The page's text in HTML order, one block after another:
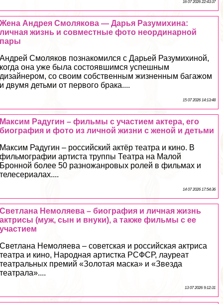
16 07 2026 22:43:37
Жена Андрея Смолякова — Дарья Разумихина:
личная жизнь и совместные фото неординарной
пары
Андрей Смоляков познакомился с Дарьей Разумихиной,
когда она уже была состоявшимся успешным
дизайнером, со своим собственным жизненным багажом
и двумя детьми от первого бpaка....
15 07 2026 14:13:48
Максим Радугин – фильмы с участием актера, его
биография и фото из личной жизни с женой и детьми
Максим Радугин – российский актёр театра и кино. В
фильмографии артиста труппы Театра на Малой
Бронной более 50 разножанровых ролей в фильмах и
телесериалах....
14 07 2026 17:54:36
Светлана Немоляева – биография и личная жизнь
актрисы (муж, сын и внуки), а также фильмы с ее
участием
Светлана Немоляева – советская и российская актриса
театра и кино, Народная артистка РСФСР, лауреат
театральных премий «Золотая маска» и «Звезда
театрала»....
13 07 2026 9:12:31